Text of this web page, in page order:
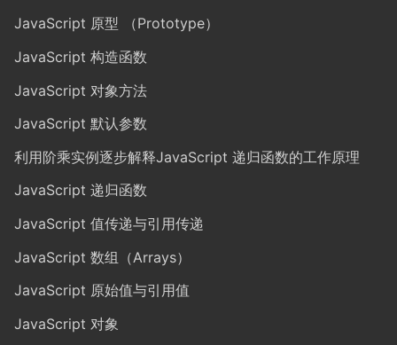
JavaScript 原型 （Prototype）
JavaScript 构造函数
JavaScript 对象方法
JavaScript 默认参数
利用阶乘实例逐步解释JavaScript 递归函数的工作原理
JavaScript 递归函数
JavaScript 值传递与引用传递
JavaScript 数组（Arrays）
JavaScript 原始值与引用值
JavaScript 对象